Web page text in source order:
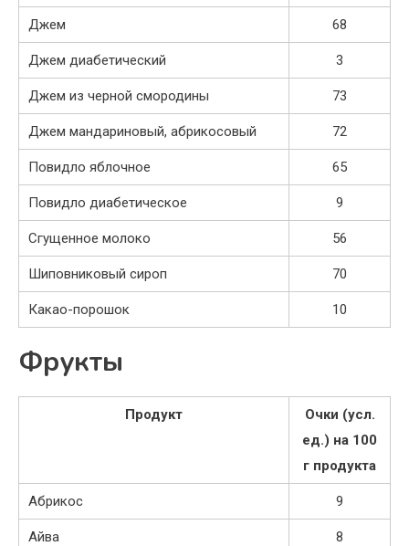
Джем 68
Джем диабетический 3
Джем из черной смородины 73
Джем мандариновый, абрикосовый 72
Повидло яблочное 65
Повидло диабетическое 9
Сгущенное молоко 56
Шиповниковый сироп 70
Какао-порошок 10
Фрукты
Продукт
Очки (усл.
ед.) на 100
г продукта
Абрикос 9
Айва 8